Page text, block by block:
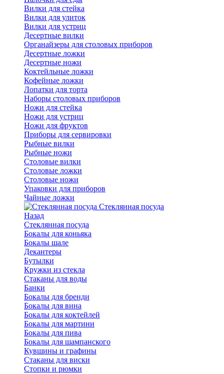
Вилки для стейка
Вилки для улиток
Вилки для устриц
Десертные вилки
Органайзеры для столовых приборов
Десертные ложки
Десертные ножи
Коктейльные ложки
Кофейные ложки
Лопатки для торта
Наборы столовых приборов
Ножи для стейка
Ножи для устриц
Ножи для фруктов
Приборы для сервировки
Рыбные вилки
Рыбные ножи
Столовые вилки
Столовые ложки
Столовые ножи
Упаковки для приборов
Чайные ложки
Стеклянная посуда
Назад
Стеклянная посуда
Бокалы для коньяка
Бокалы шале
Декантеры
Бутылки
Кружки из стекла
Стаканы для воды
Банки
Бокалы для бренди
Бокалы для вина
Бокалы для коктейлей
Бокалы для мартини
Бокалы для пива
Бокалы для шампанского
Кувшины и графины
Стаканы для виски
Стопки и рюмки